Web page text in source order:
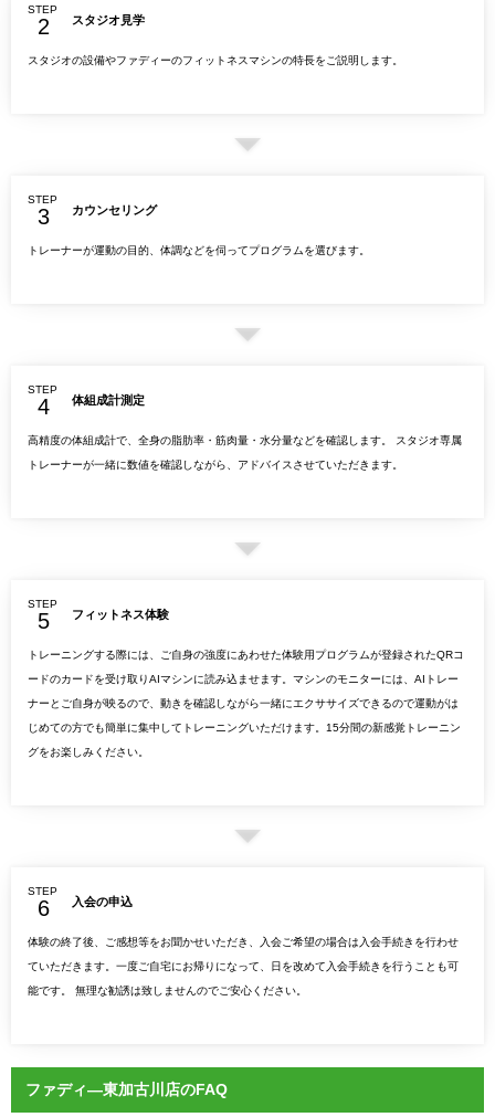
STEP
スタジオ見学
スタジオの設備やファディーのフィットネスマシンの特長をご説明します。
STEP
カウンセリング
トレーナーが運動の目的、体調などを伺ってプログラムを選びます。
STEP
体組成計測定
高精度の体組成計で、全身の脂肪率・筋肉量・水分量などを確認します。 スタジオ専属
トレーナーが一緒に数値を確認しながら、アドバイスさせていただきます。
STEP
フィットネス体験
トレーニングする際には、ご自身の強度にあわせた体験用プログラムが登録されたQRコ
ードのカードを受け取りAIマシンに読み込ませます。マシンのモニターには、AIトレー
ナーとご自身が映るので、動きを確認しながら一緒にエクササイズできるので運動がは
じめての方でも簡単に集中してトレーニングいただけます。15分間の新感覚トレーニン
グをお楽しみください。
STEP
入会の申込
体験の終了後、ご感想等をお聞かせいただき、入会ご希望の場合は入会手続きを行わせ
ていただきます。一度ご自宅にお帰りになって、日を改めて入会手続きを行うことも可
能です。 無理な勧誘は致しませんのでご安心ください。
ファディ―東加古川店のFAQ